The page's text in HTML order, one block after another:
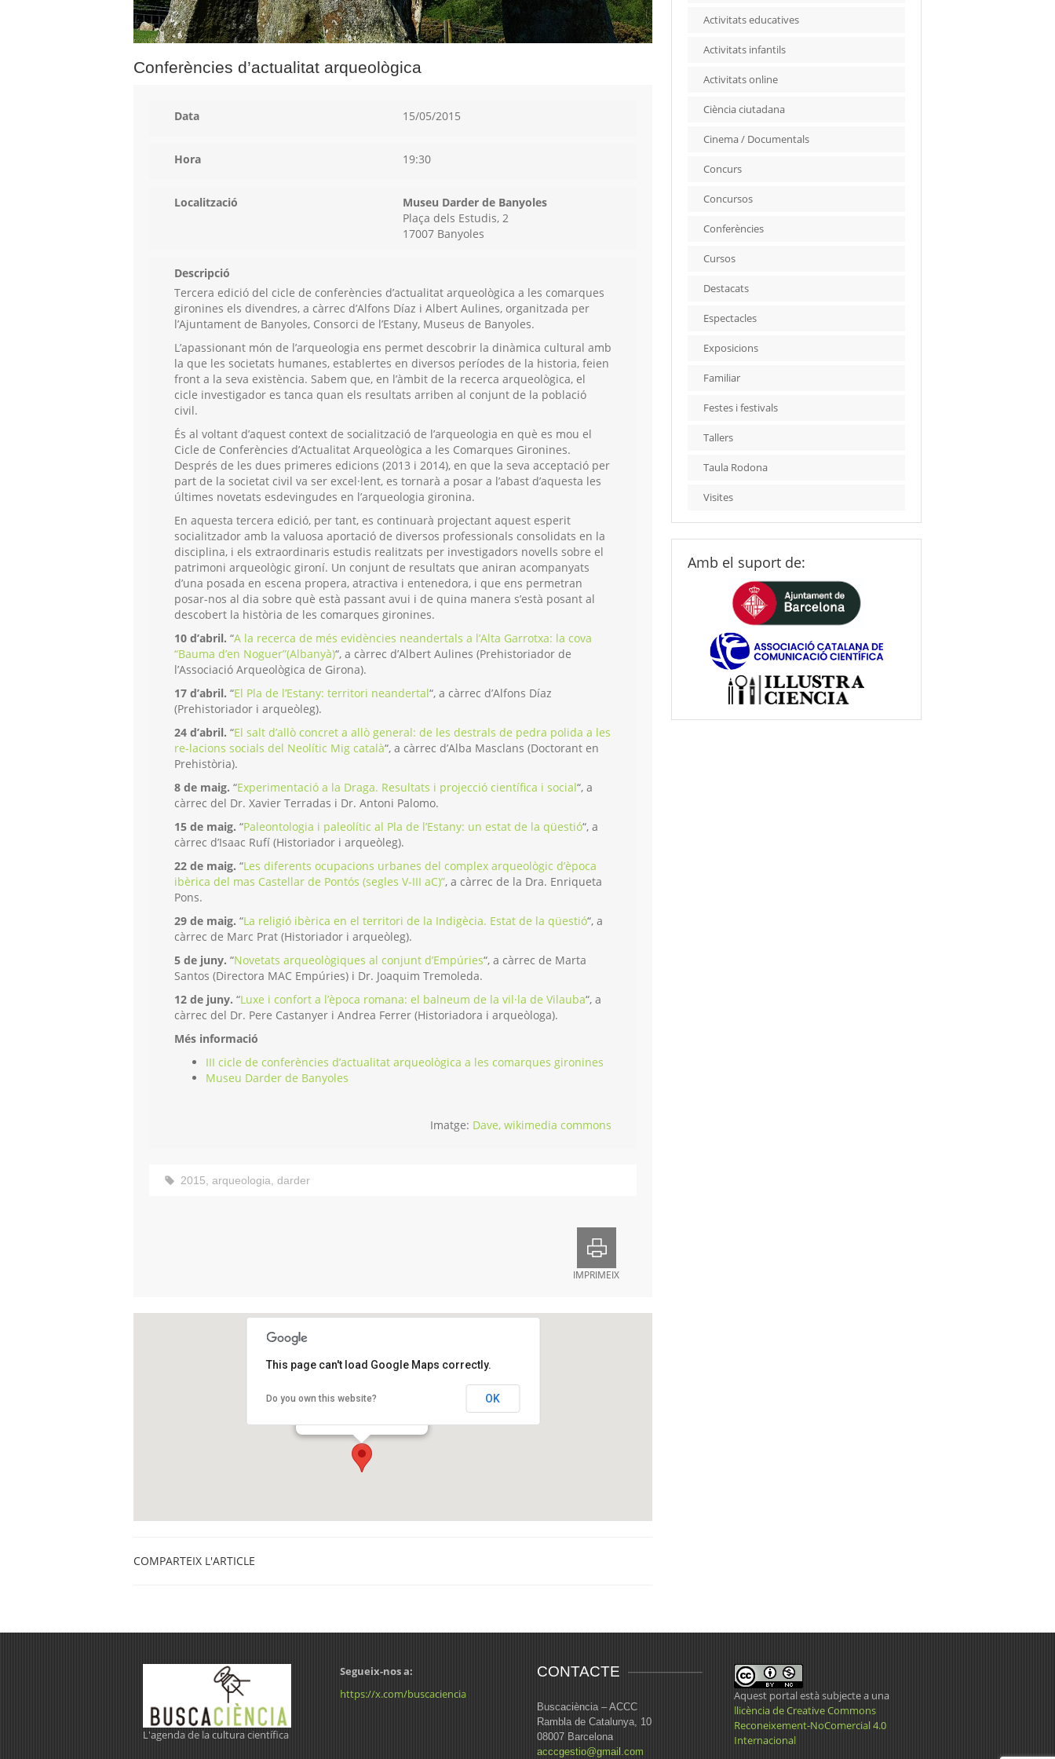
Conferències d’actualitat arqueològica
Data 15/05/2015
Hora 19:30
Localització
Museu Darder de Banyoles
Plaça dels Estudis, 2
17007 Banyoles
Descripció
Tercera edició del cicle de conferències d’actualitat arqueològica a les comarques
gironines els divendres, a càrrec d’Alfons Díaz i Albert Aulines, organitzada per
l’Ajuntament de Banyoles, Consorci de l’Estany, Museus de Banyoles.
L’apassionant món de l’arqueologia ens permet descobrir la dinàmica cultural amb
la que les societats humanes, establertes en diversos períodes de la historia, feien
front a la seva existència. Sabem que, en l’àmbit de la recerca arqueològica, el
cicle investigador es tanca quan els resultats arriben al conjunt de la població
civil.
És al voltant d’aquest context de socialització de l’arqueologia en què es mou el
Cicle de Conferències d’Actualitat Arqueològica a les Comarques Gironines.
Després de les dues primeres edicions (2013 i 2014), en que la seva acceptació per
part de la societat civil va ser excel·lent, es tornarà a posar a l’abast d’aquesta les
últimes novetats esdevingudes en l’arqueologia gironina.
En aquesta tercera edició, per tant, es continuarà projectant aquest esperit
socialitzador amb la valuosa aportació de diversos professionals consolidats en la
disciplina, i els extraordinaris estudis realitzats per investigadors novells sobre el
patrimoni arqueològic gironí. Un conjunt de resultats que aniran acompanyats
d’una posada en escena propera, atractiva i entenedora, i que ens permetran
posar-nos al dia sobre què està passant avui i de quina manera s’està posant al
descobert la història de les comarques gironines.
10 d’abril. “A la recerca de més evidències neandertals a l’Alta Garrotxa: la cova
“Bauma d’en Noguer”(Albanyà)“, a càrrec d’Albert Aulines (Prehistoriador de
l’Associació Arqueològica de Girona).
17 d’abril. “El Pla de l’Estany: territori neandertal“, a càrrec d’Alfons Díaz
(Prehistoriador i arqueòleg).
24 d’abril. “El salt d’allò concret a allò general: de les destrals de pedra polida a les
re-lacions socials del Neolític Mig català“, a càrrec d’Alba Masclans (Doctorant en
Prehistòria).
8 de maig. “Experimentació a la Draga. Resultats i projecció científica i social“, a
càrrec del Dr. Xavier Terradas i Dr. Antoni Palomo.
15 de maig. “Paleontologia i paleolític al Pla de l’Estany: un estat de la qüestió“, a
càrrec d’Isaac Rufí (Historiador i arqueòleg).
22 de maig. “Les diferents ocupacions urbanes del complex arqueològic d’època
ibèrica del mas Castellar de Pontós (segles V-III aC)”, a càrrec de la Dra. Enriqueta
Pons.
29 de maig. “La religió ibèrica en el territori de la Indigècia. Estat de la qüestió“, a
càrrec de Marc Prat (Historiador i arqueòleg).
5 de juny. “Novetats arqueològiques al conjunt d’Empúries“, a càrrec de Marta
Santos (Directora MAC Empúries) i Dr. Joaquim Tremoleda.
12 de juny. “Luxe i confort a l’època romana: el balneum de la vil·la de Vilauba“, a
càrrec del Dr. Pere Castanyer i Andrea Ferrer (Historiadora i arqueòloga).
Més informació
III cicle de conferències d’actualitat arqueològica a les comarques gironines
Museu Darder de Banyoles
Imatge: Dave, wikimedia commons
2015, arqueologia, darder
IMPRIMEIX
Plaça dels Estudis, 2
This page can't load Google Maps correctly.
Do you own this website? OK
COMPARTEIX L'ARTICLE
Activitats educatives
Activitats infantils
Activitats online
Ciència ciutadana
Cinema / Documentals
Concurs
Concursos
Conferències
Cursos
Destacats
Espectacles
Exposicions
Familiar
Festes i festivals
Tallers
Taula Rodona
Visites
Amb el suport de:
L'agenda de la cultura científica
Segueix-nos a:
https://x.com/buscaciencia
CONTACTE
Buscaciència – ACCC
Rambla de Catalunya, 10
08007 Barcelona
acccgestio@gmail.com
Aquest portal està subjecte a una
llicència de Creative Commons
Reconeixement-NoComercial 4.0
Internacional